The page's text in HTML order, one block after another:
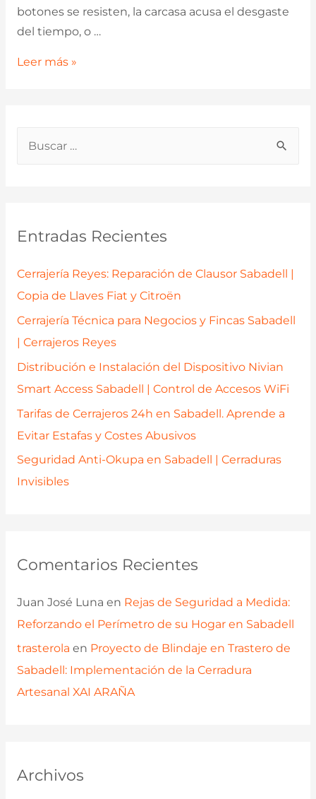
p
o
Entradas Recientes
Cerrajería Reyes: Reparación de Clausor Sabadell |
Copia de Llaves Fiat y Citroën
Cerrajería Técnica para Negocios y Fincas Sabadell
| Cerrajeros Reyes
Distribución e Instalación del Dispositivo Nivian
Smart Access Sabadell | Control de Accesos WiFi
Tarifas de Cerrajeros 24h en Sabadell. Aprende a
Evitar Estafas y Costes Abusivos
Seguridad Anti-Okupa en Sabadell | Cerraduras
Invisibles
Comentarios Recientes
Juan José Luna en Rejas de Seguridad a Medida:
Reforzando el Perímetro de su Hogar en Sabadell
trasterola en Proyecto de Blindaje en Trastero de
Sabadell: Implementación de la Cerradura
Artesanal XAI ARAÑA
Archivos
botones se resisten, la carcasa acusa el desgaste
del tiempo, o …
¿Carcasa
Coche
Sabadell
Ahorra
Leer más »